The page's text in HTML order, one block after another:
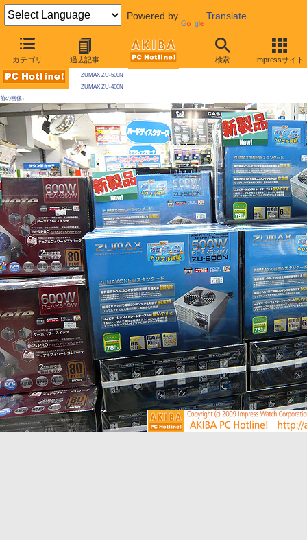
Powered by Translate
カテゴリ 過去記事 検索 Impressサイト
AKIBA PC Hotline! 2009年11月28日号
今週見つけた新製品：電源
ZUMAX ZU-500N
ZUMAX ZU-400N
前の画像←